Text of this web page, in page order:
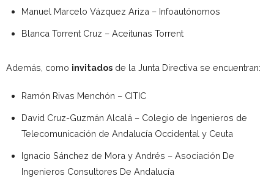
Manuel Marcelo Vázquez Ariza – Infoautónomos
Blanca Torrent Cruz – Aceitunas Torrent
Además, como invitados de la Junta Directiva se encuentran:
Ramón Rivas Menchón – CITIC
David Cruz-Guzmán Alcalá – Colegio de Ingenieros de
Telecomunicación de Andalucía Occidental y Ceuta
Ignacio Sánchez de Mora y Andrés – Asociación De
Ingenieros Consultores De Andalucía